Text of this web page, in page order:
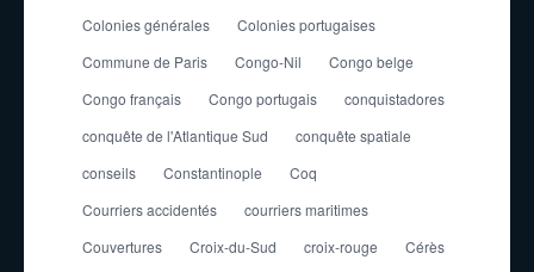
Colonies générales
Colonies portugaises
Commune de Paris
Congo-Nil
Congo belge
Congo français
Congo portugais
conquistadores
conquête de l'Atlantique Sud
conquête spatiale
conseils
Constantinople
Coq
Courriers accidentés
courriers maritimes
Couvertures
Croix-du-Sud croix-rouge
Cérès